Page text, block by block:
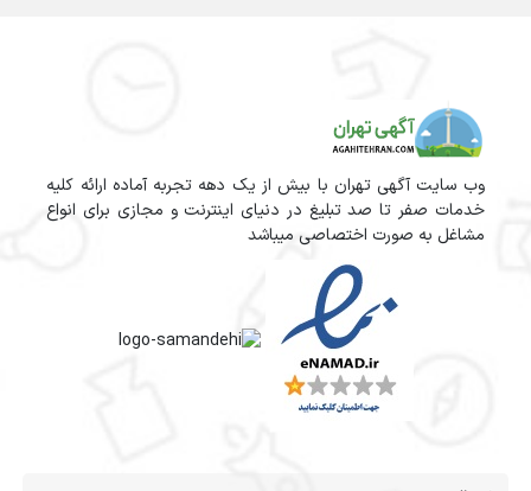
وب سایت آگهی تهران با بیش از یک دهه تجربه آماده ارائه کلیه
خدمات صفر تا صد تبلیغ در دنیای اینترنت و مجازی برای انواع
مشاغل به صورت اختصاصی میباشد